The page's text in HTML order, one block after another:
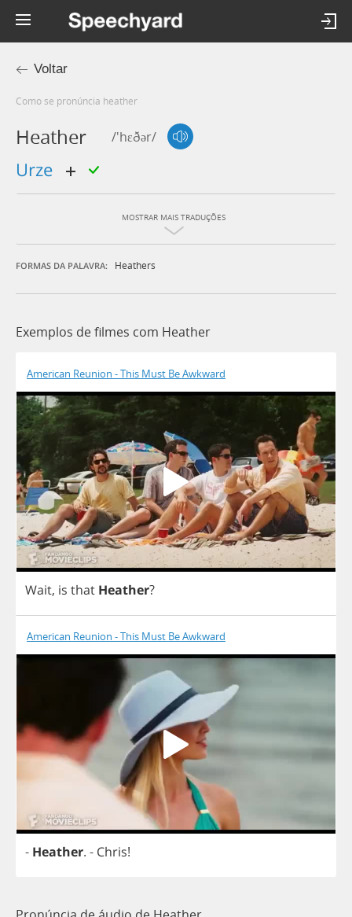
Voltar
Como se pronúncia heather
Heather /'hɛðər/
urze
MOSTRAR MAIS TRADUÇÕES
FORMAS DA PALAVRA: Heathers
Exemplos de filmes com Heather
American Reunion - This Must Be Awkward
Wait, is that Heather?
American Reunion - This Must Be Awkward
- Heather. - Chris!